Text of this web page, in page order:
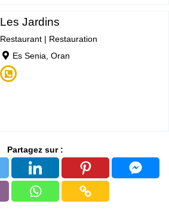
Les Jardins
Restaurant | Restauration
Es Senia, Oran
Partagez sur :